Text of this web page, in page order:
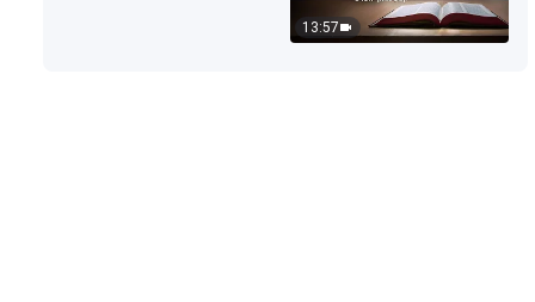
דבר אלוהים היומי: הכרת עבודתו של
13:57